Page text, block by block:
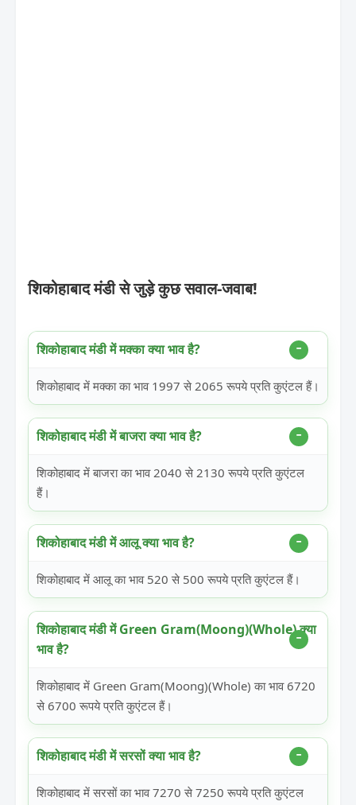
शिकोहाबाद मंडी से जुड़े कुछ सवाल-जवाब!
शिकोहाबाद मंडी में मक्का क्या भाव है?
शिकोहाबाद में मक्का का भाव 1997 से 2065 रूपये प्रति कुएंटल हैं।
शिकोहाबाद मंडी में बाजरा क्या भाव है?
शिकोहाबाद में बाजरा का भाव 2040 से 2130 रूपये प्रति कुएंटल
हैं।
शिकोहाबाद मंडी में आलू क्या भाव है?
शिकोहाबाद में आलू का भाव 520 से 500 रूपये प्रति कुएंटल हैं।
शिकोहाबाद मंडी में Green Gram(Moong)(Whole) क्या
भाव है?
शिकोहाबाद में Green Gram(Moong)(Whole) का भाव 6720
से 6700 रूपये प्रति कुएंटल हैं।
शिकोहाबाद मंडी में सरसों क्या भाव है?
शिकोहाबाद में सरसों का भाव 7270 से 7250 रूपये प्रति कुएंटल